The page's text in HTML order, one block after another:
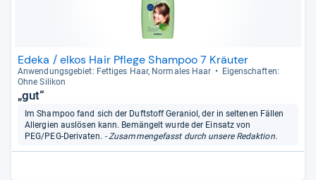
Edeka / elkos Hair Pflege Shampoo 7 Kräuter
Anwen­dungs­ge­biet: Fet­ti­ges Haar, Nor­ma­les Haar
Eigen­schaf­ten:
Ohne Sili­kon
„gut“
Im Shampoo fand sich der Duftstoff Geraniol, der in seltenen Fällen
Allergien auslösen kann. Bemängelt wurde der Einsatz von
PEG/PEG-Derivaten. - Zusammengefasst durch unsere Redaktion.